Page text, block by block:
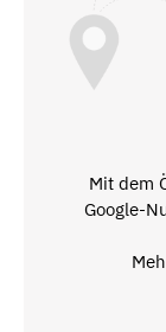
Mit dem
Google-